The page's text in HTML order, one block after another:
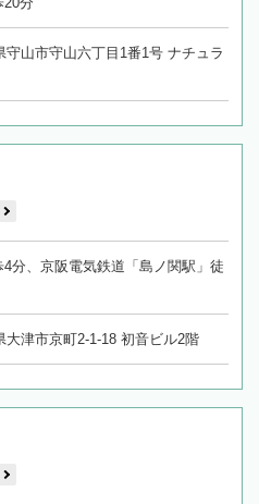
守山市守山六丁目1番1号 ナチュラ
分、京阪電気鉄道「島ノ関駅」徒
大津市京町2-1-18 初音ビル2階